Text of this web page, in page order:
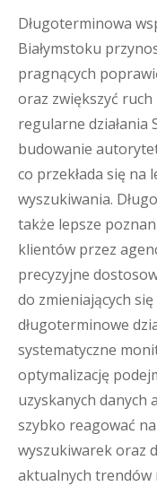
Długoterminowa
Białymstoku
pragnących
oraz zwiększyć
regularne działania
budowanie
co przekłada się na
wyszukiwania.
także lepsze
klientów przez
precyzyjne
do zmieniających
długoterminowe
systematyczne
optymalizację
uzyskanych danych
szybko reagować
wyszukiwarek oraz
aktualnych trendów